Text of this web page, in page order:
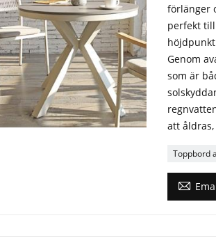
förlänger
perfekt
Genom
som är
att
Toppbord
